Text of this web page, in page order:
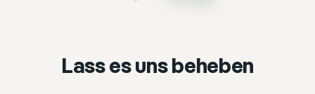
Lass es uns beheben